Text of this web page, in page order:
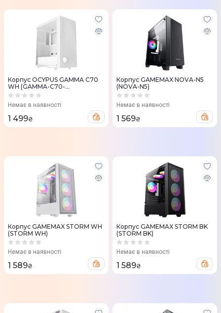
Корпус OCYPUS GAMMA C70
WH (GAMMA-C70-
WHG000XX-GL)
Немає в наявності
1 499₴
Корпус GAMEMAX NOVA-N5
(NOVA-N5)
Немає в наявності
1 569₴
Корпус GAMEMAX STORM WH
(STORM WH)
Немає в наявності
1 589₴
Корпус GAMEMAX STORM BK
(STORM BK)
Немає в наявності
1 589₴